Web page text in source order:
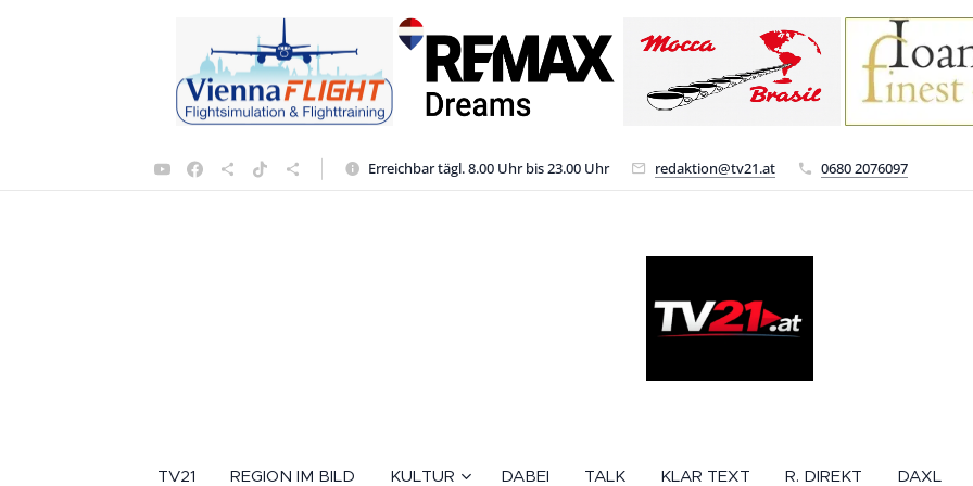
Erreichbar tägl. 8.00 Uhr bis 23.00 Uhr redaktion@tv21.at 0680 2076097
TV21 REGION IM BILD KULTUR DABEI TALK KLAR TEXT R. DIREKT DAXL